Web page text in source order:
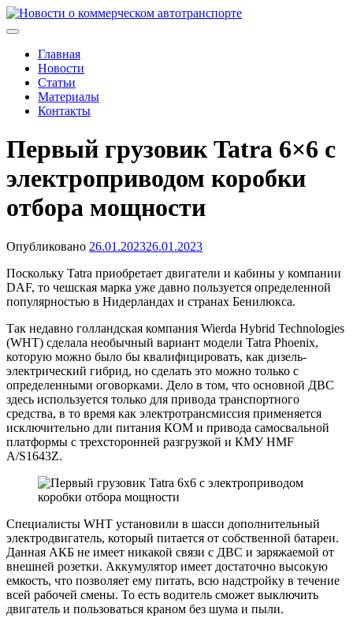
Skip
to
автомобилях и спецтехнике
Главная
Новости
Статьи
Материалы
Контакты
Первый грузовик Tatra 6×6 с
электроприводом коробки
отбора мощности
Опубликовано 26.01.202326.01.2023
Поскольку Tatra приобретает двигатели и кабины у компании
DAF, то чешская марка уже давно пользуется определенной
популярностью в Нидерландах и странах Бенилюкса.
Так недавно голландская компания Wierda Hybrid Technologies
(WHT) сделала необычный вариант модели Tatra Phoenix,
которую можно было бы квалифицировать, как дизель-
электрический гибрид, но сделать это можно только с
определенными оговорками. Дело в том, что основной ДВС
здесь используется только для привода транспортного
средства, в то время как электротрансмиссия применяется
исключительно дли питания КОМ и привода самосвальной
платформы с трехсторонней разгрузкой и КМУ HMF
A/S1643Z.
Специалисты WHT установили в шасси дополнительный
электродвигатель, который питается от собственной батареи.
Данная АКБ не имеет никакой связи с ДВС и заряжаемой от
внешней розетки. Аккумулятор имеет достаточно высокую
емкость, что позволяет ему питать, всю надстройку в течение
всей рабочей смены. То есть водитель сможет выключить
двигатель и пользоваться краном без шума и пыли.